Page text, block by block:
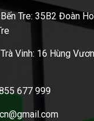
Tre: 35B2 Đoàn
Vinh: 16 Hùng
677 999